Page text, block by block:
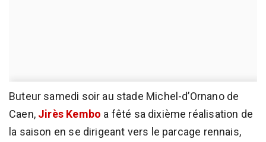
Buteur samedi soir au stade Michel-d’Ornano de
Caen, Jirès Kembo a fêté sa dixième réalisation de
la saison en se dirigeant vers le parcage rennais,